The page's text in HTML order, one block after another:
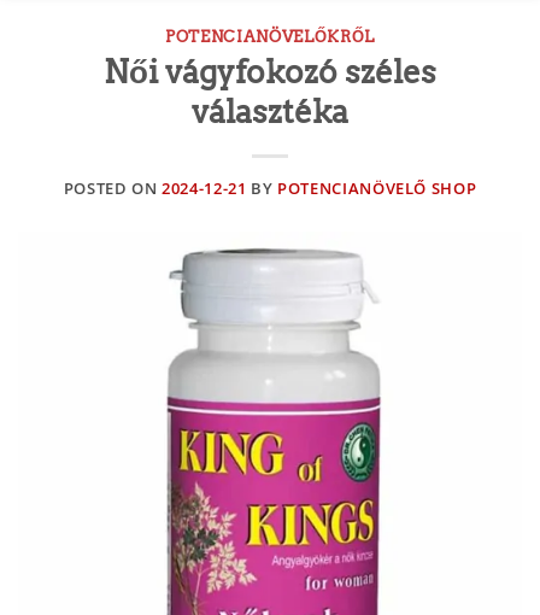
POTENCIANÖVELŐKRŐL
Női vágyfokozó széles
választéka
POSTED ON2024-12-21 BY POTENCIANÖVELŐ SHOP